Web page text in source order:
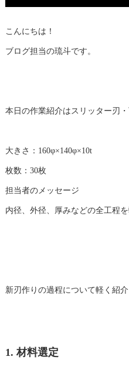
こんにちは！
ブログ担当の琉斗です。
本日の作業紹介はスリッター刃
大きさ：160φ×140φ×10t
枚数：30枚
担当者のメッセージ
内径、外径、厚みなどの全工程
新刃作りの過程について軽く紹介
1. 材料選定